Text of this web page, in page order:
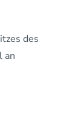
des
an